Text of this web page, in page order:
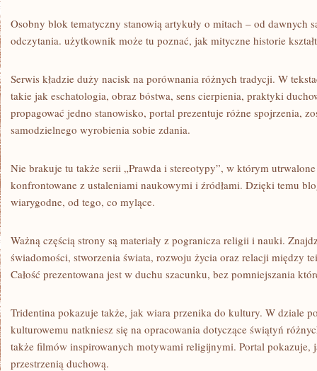
Osobny blok tematyczny stanowią artykuły o mitach – od dawnych
odczytania. użytkownik może tu poznać, jak mityczne historie
Serwis kładzie duży nacisk na porównania różnych tradycji. W
takie jak eschatologia, obraz bóstwa, sens cierpienia, praktyki
propagować jedno stanowisko, portal prezentuje różne spojrzenia,
samodzielnego wyrobienia sobie zdania.
Nie brakuje tu także serii „Prawda i stereotypy”, w którym
konfrontowane z ustaleniami naukowymi i źródłami. Dzięki temu
wiarygodne, od tego, co mylące.
Ważną częścią strony są materiały z pogranicza religii i nauki.
świadomości, stworzenia świata, rozwoju życia oraz relacji między
Całość prezentowana jest w duchu szacunku, bez pomniejszania
Tridentina pokazuje także, jak wiara przenika do kultury. W dziale
kulturowemu natkniesz się na opracowania dotyczące świątyń
także filmów inspirowanych motywami religijnymi. Portal pokazuje,
przestrzenią duchową.